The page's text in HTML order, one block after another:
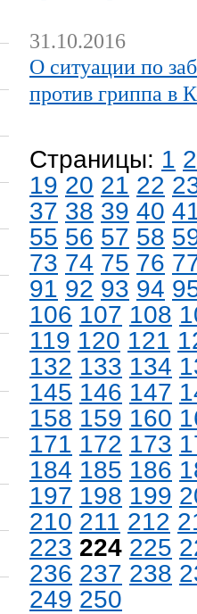
31.10.2016
О ситуации по
против гриппа в
Страницы: 1 2
19 20 21 22
37 38 39 40
55 56 57 58
73 74 75 76
91 92 93 94
106 107 108
119 120 121
132 133 134
145 146 147
158 159 160
171 172 173
184 185 186
197 198 199
210 211 212
223 224 225
236 237 238
249 250